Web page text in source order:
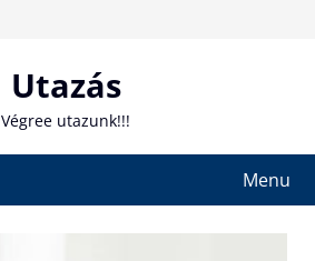
Utazás
Végree utazunk!!!
Menu